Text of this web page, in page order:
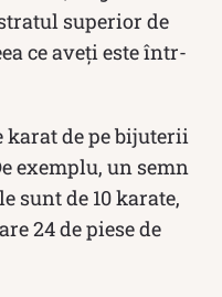
superior de
ce aveți este într-
karat de pe bijuterii
exemplu, un semn
sunt de 10 karate,
24 de piese de